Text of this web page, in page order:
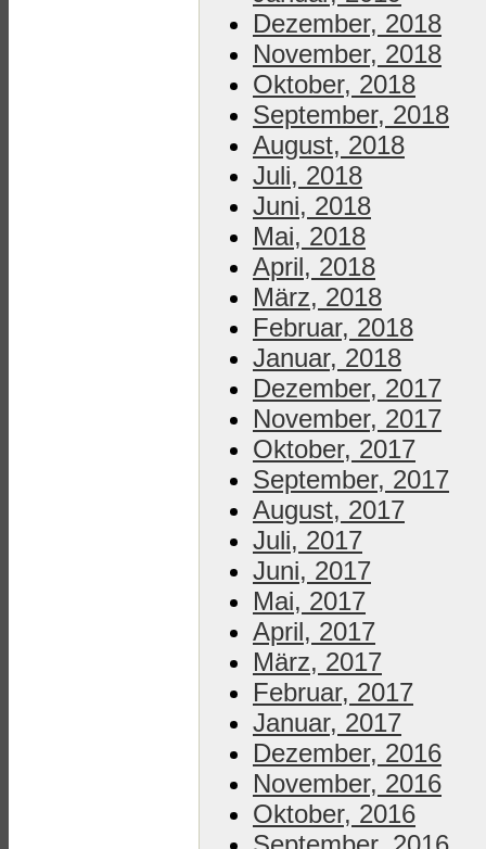
Dezember, 2018
November, 2018
Oktober, 2018
September, 2018
August, 2018
Juli, 2018
Juni, 2018
Mai, 2018
April, 2018
März, 2018
Februar, 2018
Januar, 2018
Dezember, 2017
November, 2017
Oktober, 2017
September, 2017
August, 2017
Juli, 2017
Juni, 2017
Mai, 2017
April, 2017
März, 2017
Februar, 2017
Januar, 2017
Dezember, 2016
November, 2016
Oktober, 2016